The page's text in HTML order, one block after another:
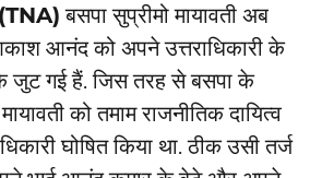
बसपा सुप्रीमो मायावती अब
आनंद को अपने उत्तराधिकारी के
जुट गई हैं. जिस तरह से बसपा के
को तमाम राजनीतिक दायित्व
घोषित किया था. ठीक उसी तर्ज